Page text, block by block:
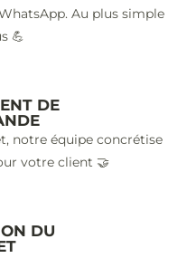
Au plus simple
💪
DE
notre équipe concrétise
votre client 🤝
DU